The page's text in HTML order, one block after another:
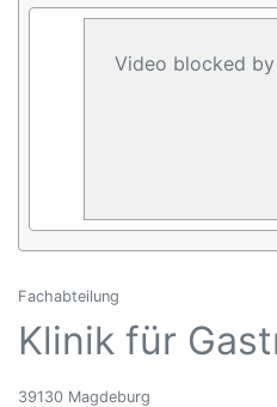
Video blocked
Fachabteilung
Klinik für
39130 Magdeburg